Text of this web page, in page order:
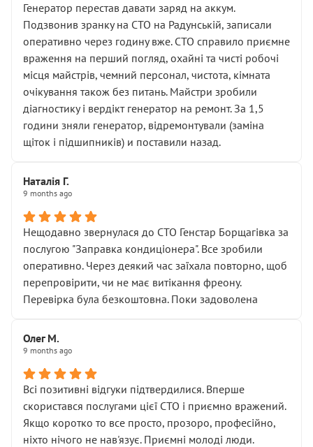
Генератор перестав давати заряд на аккум.
Подзвонив зранку на СТО на Радунській, записали
оперативно через годину вже. СТО справило приємне
враження на перший погляд, охайні та чисті робочі
місця майстрів, чемний персонал, чистота, кімната
очікування також без питань. Майстри зробили
діагностику і вердікт генератор на ремонт. За 1,5
години зняли генератор, відремонтували (заміна
щіток і підшипників) и поставили назад.
Наталія Г.
9 months ago
Нещодавно звернулася до СТО Генстар Борщагівка за
послугою "Заправка кондиціонера". Все зробили
оперативно. Через деякий час заїхала повторно, щоб
перепровірити, чи не має витікання фреону.
Перевірка була безкоштовна. Поки задоволена
Олег М.
9 months ago
Всі позитивні відгуки підтвердилися. Вперше
скористався послугами цієї СТО і приємно вражений.
Якщо коротко то все просто, прозоро, професійно,
ніхто нічого не нав'язує. Приємні молоді люди.